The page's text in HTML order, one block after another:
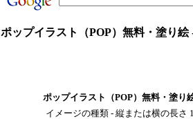
ポップイラスト（POP）無料・塗り
ポップイラスト（POP）無料・塗り
イメージの種類 - 縦または横の長さ